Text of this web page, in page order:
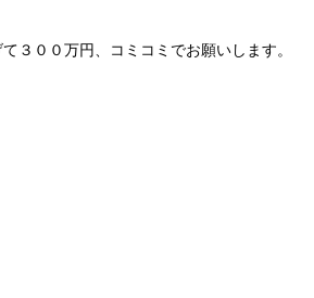
３００万円、コミコミでお願いします。